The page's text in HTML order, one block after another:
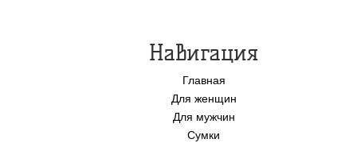
Навигация
Главная
Для женщин
Для мужчин
Сумки